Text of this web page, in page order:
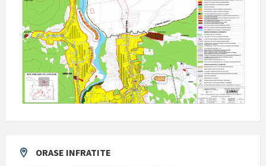
ORASE INFRATITE